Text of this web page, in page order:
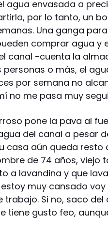
agua envasada a
por lo tanto, un
Una ganga
comprar agua y
canal -cuenta la
o más, el
por semana no
no me pasa muy
pone la pava al
del canal a pesar
casa aún queda resto
de 74 años, viejo
a lavandina y que
muy cansado
Si no, saco
tiene gusto feo,